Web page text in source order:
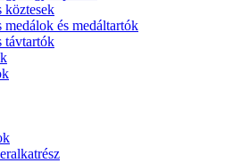
köztesek
és medáltartók
távtartók